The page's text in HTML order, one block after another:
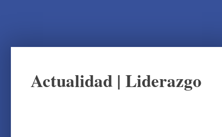
Actualidad |Liderazgo